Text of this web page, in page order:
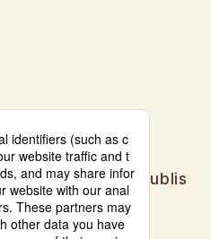
materials publis
Reserved.